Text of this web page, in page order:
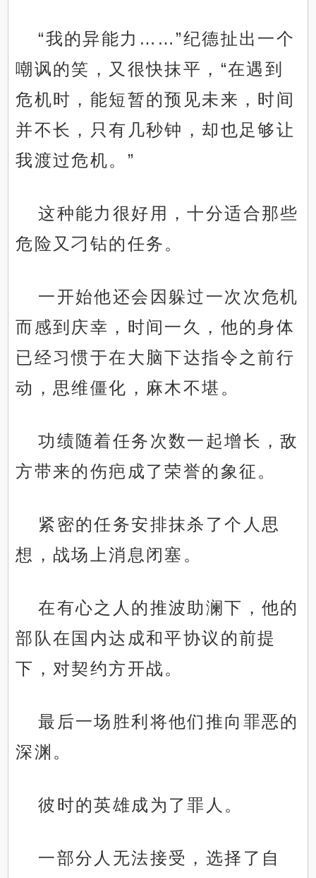
“我的异能力……”纪德扯出一个
嘲讽的笑，又很快抹平，“在遇到
危机时，能短暂的预见未来，时间
并不长，只有几秒钟，却也足够让
我渡过危机。”
这种能力很好用，十分适合那些
危险又刁钻的任务。
一开始他还会因躲过一次次危机
而感到庆幸，时间一久，他的身体
已经习惯于在大脑下达指令之前行
动，思维僵化，麻木不堪。
功绩随着任务次数一起增长，敌
方带来的伤疤成了荣誉的象征。
紧密的任务安排抹杀了个人思
想，战场上消息闭塞。
在有心之人的推波助澜下，他的
部队在国内达成和平协议的前提
下，对契约方开战。
最后一场胜利将他们推向罪恶的
深渊。
彼时的英雄成为了罪人。
一部分人无法接受，选择了自